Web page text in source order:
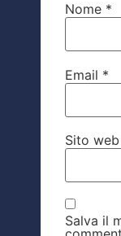
Nome *
Email *
Sito web
Salva il